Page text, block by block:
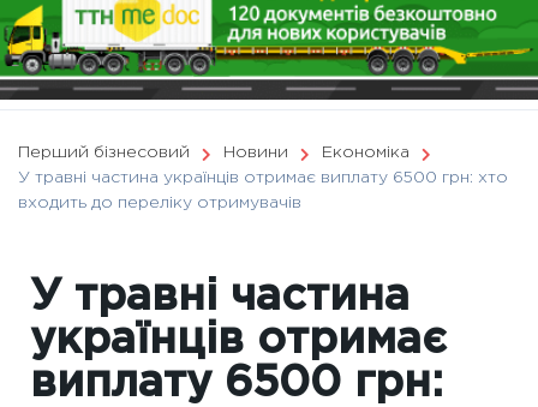
Перший бізнесовий Новини
Економіка
У травні частина українців отримає виплату 6500 грн: хто
входить до переліку отримувачів
У травні частина
українців отримає
виплату 6500 грн: